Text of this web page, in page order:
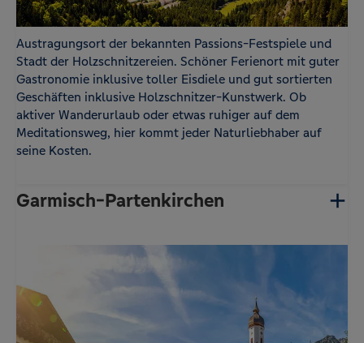
Austragungsort der bekannten Passions-Festspiele und
Stadt der Holzschnitzereien. Schöner Ferienort mit guter
Gastronomie inklusive toller Eisdiele und gut sortierten
Geschäften inklusive Holzschnitzer-Kunstwerk. Ob
aktiver Wanderurlaub oder etwas ruhiger auf dem
Meditationsweg, hier kommt jeder Naturliebhaber auf
seine Kosten.
Garmisch-Partenkirchen